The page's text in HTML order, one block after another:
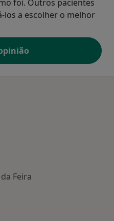
foi. Outros pacientes
los a escolher o melhor
Feira